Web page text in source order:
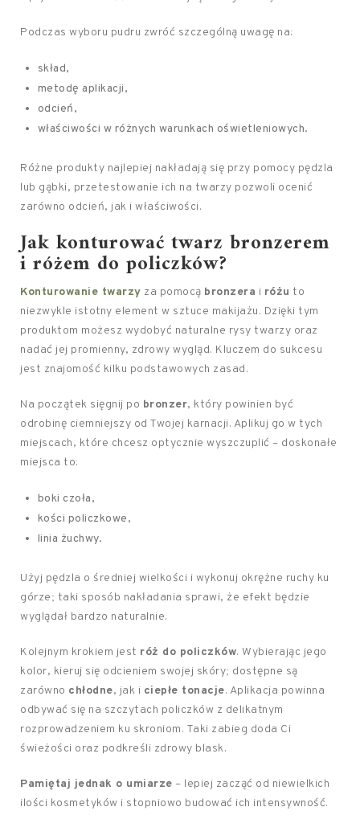
Podczas wyboru pudru zwróć szczególną uwagę na:
skład,
metodę aplikacji,
odcień,
właściwości w różnych warunkach oświetleniowych.
Różne produkty najlepiej nakładają się przy pomocy pędzla
lub gąbki, przetestowanie ich na twarzy pozwoli ocenić
zarówno odcień, jak i właściwości.
Jak konturować twarz bronzerem
i różem do policzków?
Konturowanie twarzy za pomocą bronzera i różu to
niezwykle istotny element w sztuce makijażu. Dzięki tym
produktom możesz wydobyć naturalne rysy twarzy oraz
nadać jej promienny, zdrowy wygląd. Kluczem do sukcesu
jest znajomość kilku podstawowych zasad.
Na początek sięgnij po bronzer, który powinien być
odrobinę ciemniejszy od Twojej karnacji. Aplikuj go w tych
miejscach, które chcesz optycznie wyszczuplić – doskonałe
miejsca to:
boki czoła,
kości policzkowe,
linia żuchwy.
Użyj pędzla o średniej wielkości i wykonuj okrężne ruchy ku
górze; taki sposób nakładania sprawi, że efekt będzie
wyglądał bardzo naturalnie.
Kolejnym krokiem jest róż do policzków. Wybierając jego
kolor, kieruj się odcieniem swojej skóry; dostępne są
zarówno chłodne, jak i ciepłe tonacje. Aplikacja powinna
odbywać się na szczytach policzków z delikatnym
rozprowadzeniem ku skroniom. Taki zabieg doda Ci
świeżości oraz podkreśli zdrowy blask.
Pamiętaj jednak o umiarze – lepiej zacząć od niewielkich
ilości kosmetyków i stopniowo budować ich intensywność.